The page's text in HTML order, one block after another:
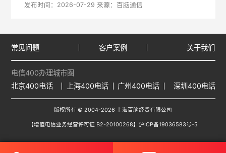
发布时间：2026-07-29 来源：百脑通信
常见问题 客户案例 关于我们
电信400办理城市圈
北京400电话
上海400电话 广州400电话 深圳400电话
版权所有 © 2004-2026 上海百脑经贸有限公司
【增值电信业务经营许可证 B2-20100268】 沪ICP备19036583号-5